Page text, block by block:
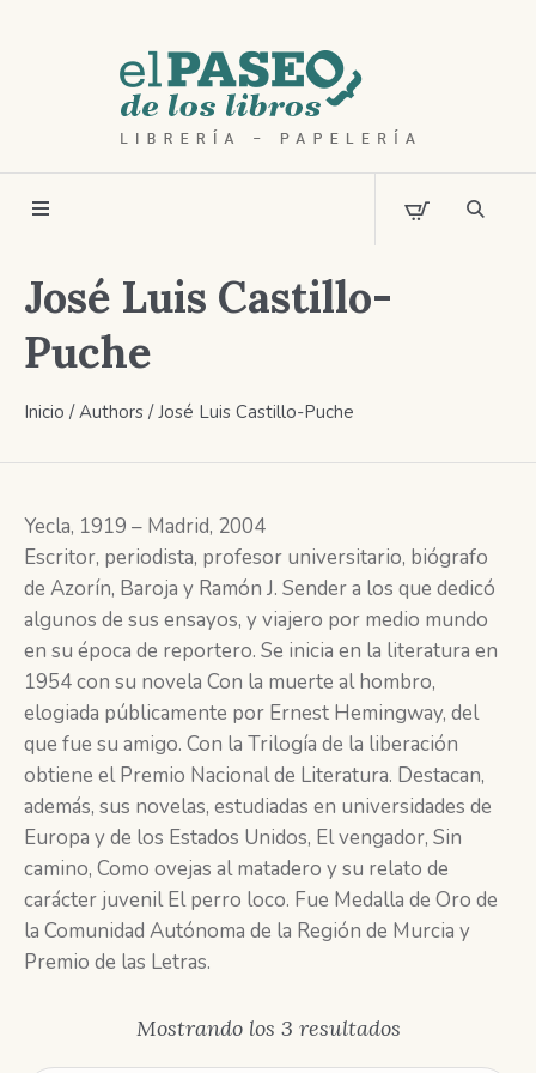
José Luis Castillo-
Puche
Inicio / Authors / José Luis Castillo-Puche
Yecla, 1919 – Madrid, 2004
Escritor, periodista, profesor universitario, biógrafo
de Azorín, Baroja y Ramón J. Sender a los que dedicó
algunos de sus ensayos, y viajero por medio mundo
en su época de reportero. Se inicia en la literatura en
1954 con su novela Con la muerte al hombro,
elogiada públicamente por Ernest Hemingway, del
que fue su amigo. Con la Trilogía de la liberación
obtiene el Premio Nacional de Literatura. Destacan,
además, sus novelas, estudiadas en universidades de
Europa y de los Estados Unidos, El vengador, Sin
camino, Como ovejas al matadero y su relato de
carácter juvenil El perro loco. Fue Medalla de Oro de
la Comunidad Autónoma de la Región de Murcia y
Premio de las Letras.
Mostrando los 3 resultadosOrdenado